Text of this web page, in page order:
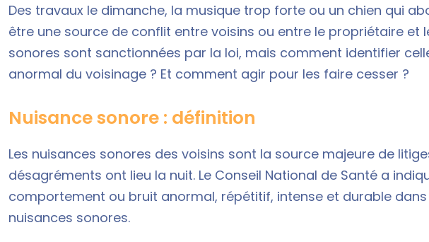
Des travaux le dimanche, la musique trop forte ou un chien qui
être une source de conflit entre voisins ou entre le propriétaire et
sonores sont sanctionnées par la loi, mais comment identifier
anormal du voisinage ? Et comment agir pour les faire cesser ?
Nuisance sonore : définition
Les nuisances sonores des voisins sont la source majeure de
désagréments ont lieu la nuit. Le Conseil National de Santé a
comportement ou bruit anormal, répétitif, intense et durable dans
nuisances sonores.